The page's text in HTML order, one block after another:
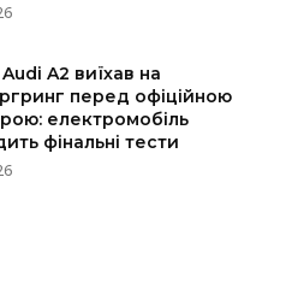
A2 виїхав на
перед офіційною
електромобіль
фінальні тести